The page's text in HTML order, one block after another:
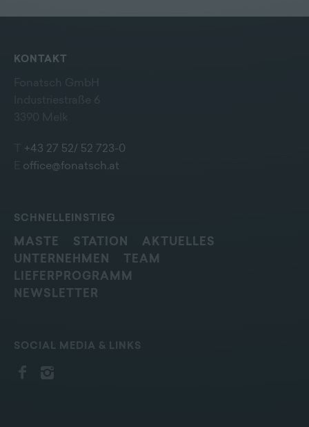
KONTAKT
+43 27 52/ 52 723-0
office@fonatsch.at
SCHNELLEINSTIEG
MASTE STATION
AKTUELLES
UNTERNEHMEN
TEAM
LIEFERPROGRAMM
NEWSLETTER
SOCIAL MEDIA & LINKS